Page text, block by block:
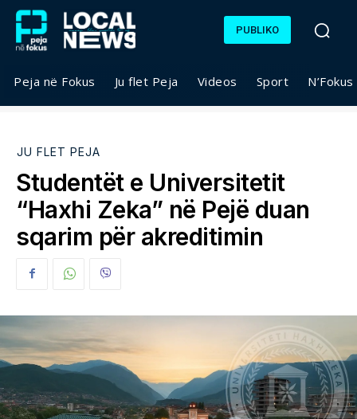
PUBLIKO
Peja në Fokus Ju flet Peja Videos Sport
JU FLET PEJA
Studentët e Universitetit
“Haxhi Zeka” në Pejë duan
sqarim për akreditimin